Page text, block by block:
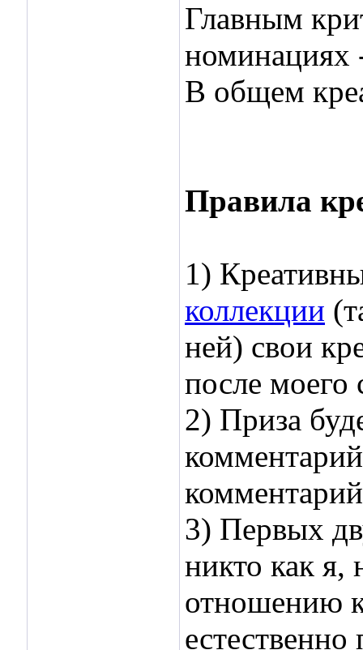
Главным
В общем
Правила
1)
коллекции
ней) свои
после моего
2) Приза
3) Первых
никто как я,
отношению